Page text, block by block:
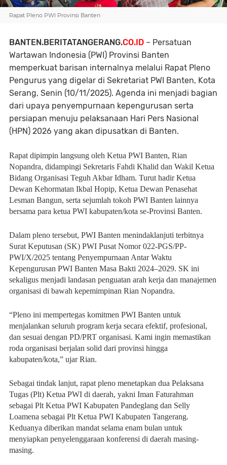
Rapat Pleno PWI Provinsi Banten
BANTEN.BERITATANGERANG.CO.ID – Persatuan
Wartawan Indonesia (PWI) Provinsi Banten
memperkuat barisan internalnya melalui Rapat Pleno
Pengurus yang digelar di Sekretariat PWI Banten, Kota
Serang, Senin (10/11/2025). Agenda ini menjadi bagian
dari upaya penyempurnaan kepengurusan serta
persiapan menuju pelaksanaan Hari Pers Nasional
(HPN) 2026 yang akan dipusatkan di Banten.
Rapat dipimpin langsung oleh Ketua PWI Banten, Rian
Nopandra, didampingi Sekretaris Fahdi Khalid dan Wakil Ketua
Bidang Organisasi Teguh Akbar Idham. Turut hadir Ketua
Dewan Kehormatan Ikbal Hopip, Ketua Dewan Penasehat
Lesman Bangun, serta sejumlah tokoh PWI Banten lainnya
bersama para ketua PWI kabupaten/kota se-Provinsi Banten.
Dalam pleno tersebut, PWI Banten menindaklanjuti terbitnya
Surat Keputusan (SK) PWI Pusat Nomor 022-PGS/PP-
PWI/X/2025 tentang Penyempurnaan Antar Waktu
Kepengurusan PWI Banten Masa Bakti 2024–2029. SK ini
sekaligus menjadi landasan penguatan arah kerja dan manajemen
organisasi di bawah kepemimpinan Rian Nopandra.
“Pleno ini mempertegas komitmen PWI Banten untuk
menjalankan seluruh program kerja secara efektif, profesional,
dan sesuai dengan PD/PRT organisasi. Kami ingin memastikan
roda organisasi berjalan solid dari provinsi hingga
kabupaten/kota,” ujar Rian.
Sebagai tindak lanjut, rapat pleno menetapkan dua Pelaksana
Tugas (Plt) Ketua PWI di daerah, yakni Iman Faturahman
sebagai Plt Ketua PWI Kabupaten Pandeglang dan Selly
Loamena sebagai Plt Ketua PWI Kabupaten Tangerang.
Keduanya diberikan mandat selama enam bulan untuk
menyiapkan penyelenggaraan konferensi di daerah masing-
masing.